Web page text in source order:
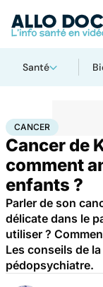
Santé
AccueilSanté
CANCER
Cancer de
comment
enfants ?
Parler de son
délicate dans le
utiliser ?
Les conseils de
pédopsychiatre.